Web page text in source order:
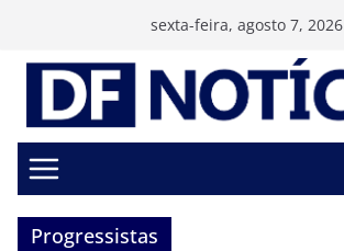
conteúdo
sexta-feira, agosto 7, 2026
Progressistas